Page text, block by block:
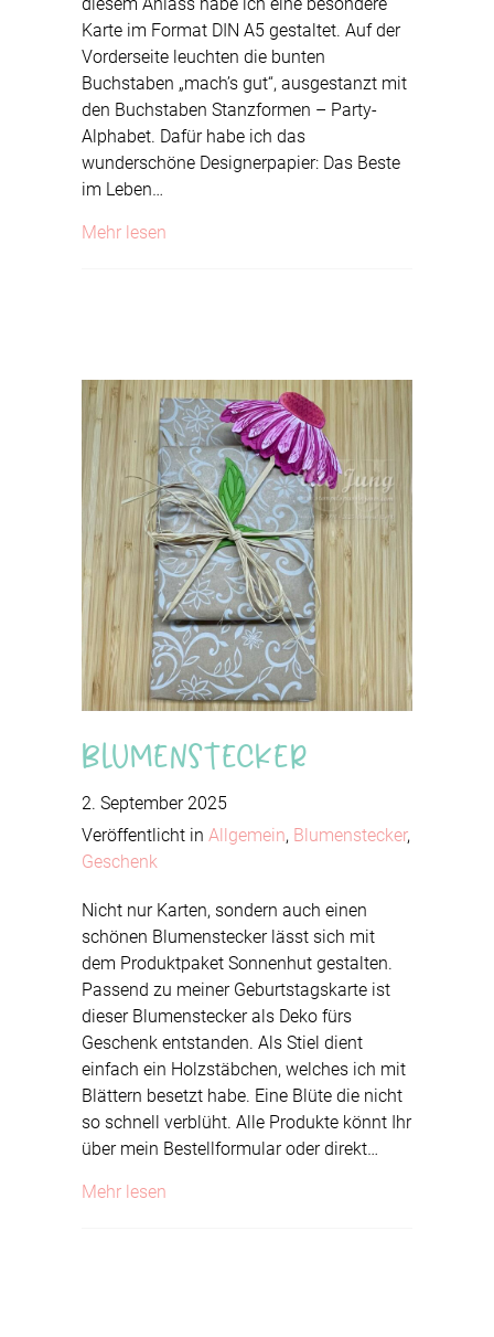
Karte im Format DIN A5 gestaltet. Auf der
Vorderseite leuchten die bunten
Buchstaben „mach’s gut“, ausgestanzt mit
den Buchstaben Stanzformen – Party-
Alphabet. Dafür habe ich das
wunderschöne Designerpapier: Das Beste
im Leben…
Mehr lesen
Blumenstecker
2. September 2025
Veröffentlicht in Allgemein, Blumenstecker,
Geschenk
Nicht nur Karten, sondern auch einen
schönen Blumenstecker lässt sich mit
dem Produktpaket Sonnenhut gestalten.
Passend zu meiner Geburtstagskarte ist
dieser Blumenstecker als Deko fürs
Geschenk entstanden. Als Stiel dient
einfach ein Holzstäbchen, welches ich mit
Blättern besetzt habe. Eine Blüte die nicht
so schnell verblüht. Alle Produkte könnt Ihr
über mein Bestellformular oder direkt…
Mehr lesen